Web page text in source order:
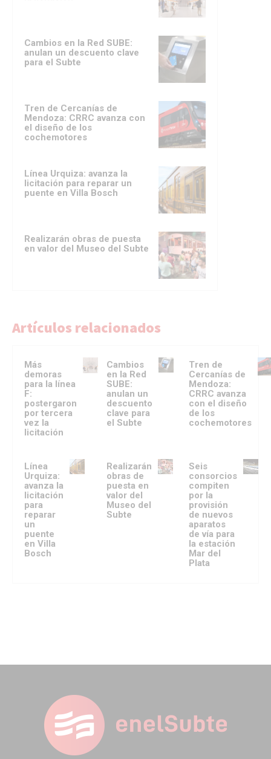
Cambios en la Red SUBE:
anulan un descuento clave
para el Subte
Tren de Cercanías de
Mendoza: CRRC avanza con
el diseño de los
cochemotores
Línea Urquiza: avanza la
licitación para reparar un
puente en Villa Bosch
Realizarán obras de puesta
en valor del Museo del Subte
Artículos relacionados
Más
demoras
para la línea
F:
postergaron
por tercera
vez la
licitación
Cambios
en la Red
SUBE:
anulan un
descuento
clave para
el Subte
Tren de
Cercanías de
Mendoza:
CRRC avanza
con el diseño
de los
cochemotores
Línea
Urquiza:
avanza la
licitación
para
reparar
un
puente
en Villa
Bosch
Realizarán
obras de
puesta en
valor del
Museo del
Subte
Seis
consorcios
compiten
por la
provisión
de nuevos
aparatos
de vía para
la estación
Mar del
Plata